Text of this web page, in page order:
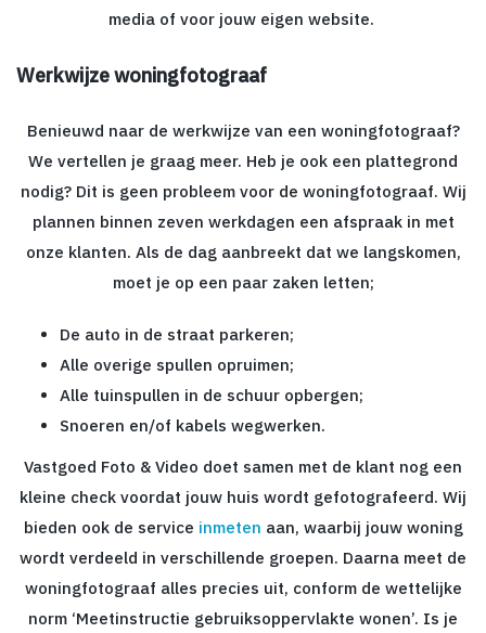
media of voor jouw eigen website.
Werkwijze woningfotograaf
Benieuwd naar de werkwijze van een woningfotograaf?
We vertellen je graag meer. Heb je ook een plattegrond
nodig? Dit is geen probleem voor de woningfotograaf. Wij
plannen binnen zeven werkdagen een afspraak in met
onze klanten. Als de dag aanbreekt dat we langskomen,
moet je op een paar zaken letten;
De auto in de straat parkeren;
Alle overige spullen opruimen;
Alle tuinspullen in de schuur opbergen;
Snoeren en/of kabels wegwerken.
Vastgoed Foto & Video doet samen met de klant nog een
kleine check voordat jouw huis wordt gefotografeerd. Wij
bieden ook de service inmeten aan, waarbij jouw woning
wordt verdeeld in verschillende groepen. Daarna meet de
woningfotograaf alles precies uit, conform de wettelijke
norm ‘Meetinstructie gebruiksoppervlakte wonen’. Is je